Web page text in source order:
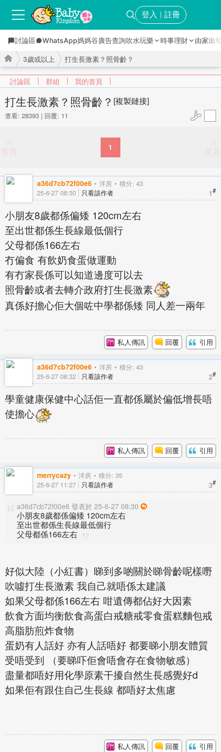
登入 ｜ 註冊
討論區 WhatsApp媽媽谷廣告查詢吹水玩樂 時事理財 由家出
討論區 群組 我的首頁
›
3歲或以上
›
打生長激素？照骨齡？
查看: 28393 | 回覆: 11
打生長激素？照骨齡？ [複製鏈接]
首頁 1 尾頁
a36d7cb72f00e6 洋房 積分: 43
1#
25-6-27 08:30 只看該作者
小朋友8歲都係偏矮 120cm左右
至出世都係生長線最低個行
父母都係166左右
冇偏食 有飲奶食蛋做運動
有冇家長係可以知道邊度可以去
照骨齡或者去轉介政府打生長激素
真係好擔心佢大個咗中學都係矮 同人差一兩年
私人傳訊 回覆 引用
a36d7cb72f00e6 洋房 積分: 43
2#
25-6-27 08:32 只看該作者
學童健康保健中心話佢一直都係屬於偏低增長唔
使擔心
私人傳訊 回覆 引用
merrycazy 洋房 積分: 35
3#
25-6-27 11:27 只看該作者
a36d7cb72f00e6 發表於 25-6-27 08:30
小朋友8歲都係偏矮 120cm左右
至出世都係生長線最低個行
父母都係166左右
好似大陸（小紅書）睇到多啲關於睇骨齡呢樣嘢
吹噓打生長激素 我自己就唔係太建議
如果父母都係166左右 咁遺傳都佔好大因素
飲食方面均衡飲食高蛋白戒糖戒零食蛋糕麵包戒
高脂肪煎炸食物
蛋奶有人話好 亦有人話唔好 都要睇小朋友體質
受唔受到 （要睇吓佢會唔會存在食物敏感）
盡量都唔好用化學原素干擾自然生長感覺好d
如果佢有跟住自己生長線 都唔好太焦慮
私人傳訊 回覆 引用